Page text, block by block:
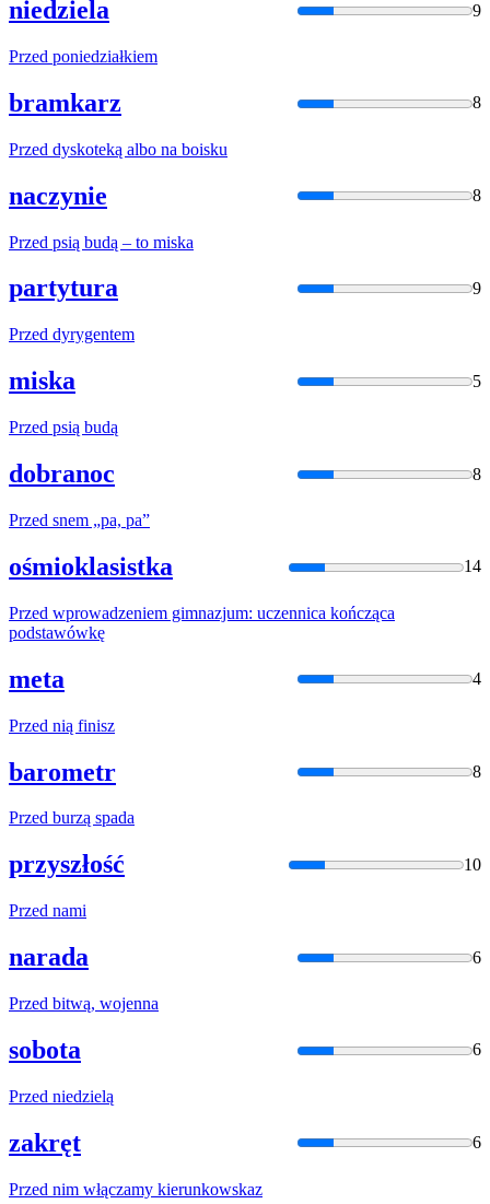
niedziela 9
Przed poniedziałkiem
bramkarz 8
Przed dyskoteką albo na boisku
naczynie 8
Przed psią budą – to miska
partytura 9
Przed dyrygentem
miska 5
Przed psią budą
dobranoc 8
Przed snem „pa, pa”
ośmioklasistka 14
Przed wprowadzeniem gimnazjum: uczennica kończąca
podstawówkę
meta 4
Przed nią finisz
barometr 8
Przed burzą spada
przyszłość 10
Przed nami
narada 6
Przed bitwą, wojenna
sobota 6
Przed niedzielą
zakręt 6
Przed nim włączamy kierunkowskaz